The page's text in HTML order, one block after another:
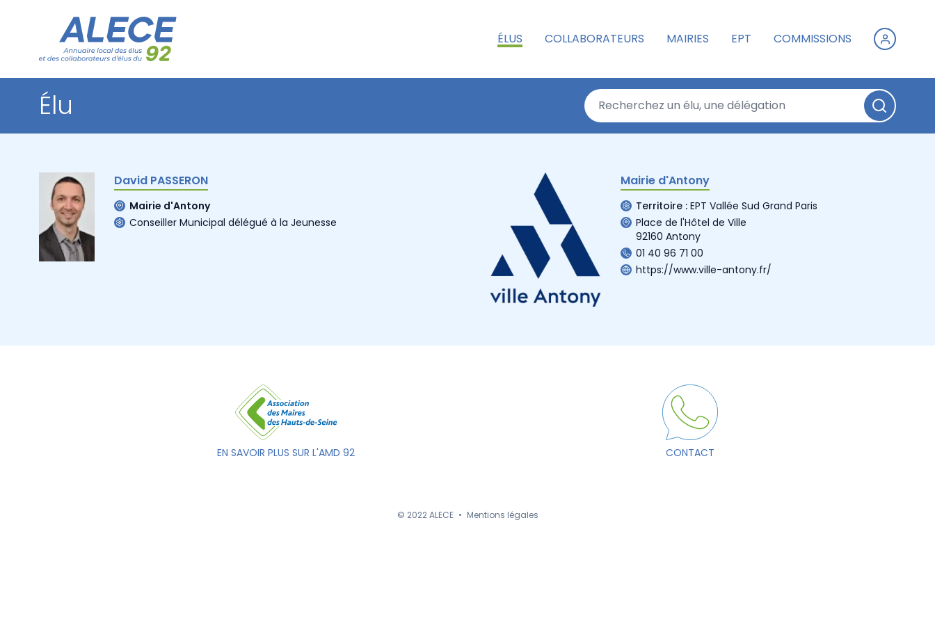
ÉLUS COLLABORATEURS MAIRIES EPT COMMISSIONS
Élu
David PASSERON
Mairie d'Antony
Conseiller Municipal délégué à la Jeunesse
Mairie d'Antony
Territoire : EPT Vallée Sud Grand Paris
Place de l'Hôtel de Ville
92160 Antony
01 40 96 71 00
https://www.ville-antony.fr/
EN SAVOIR PLUS SUR L'AMD 92 CONTACT
© 2022 ALECE • Mentions légales